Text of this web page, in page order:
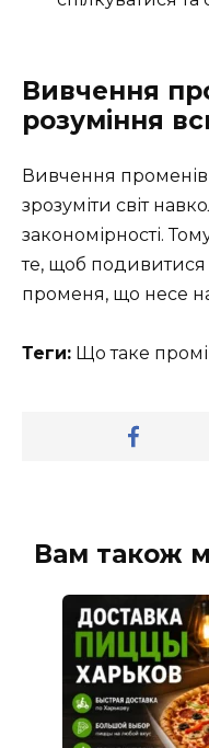
Вивчення
розуміння
Вивчення
зрозуміти світ
закономірності.
те, щоб подивитися
променя, що несе
Теги: Що таке
Вам також